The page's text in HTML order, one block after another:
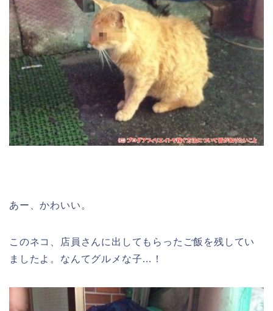
あー、かわいい。
このネコ、店員さんに出してもらったご飯を残してい
ましたよ。なんてグルメな子…！